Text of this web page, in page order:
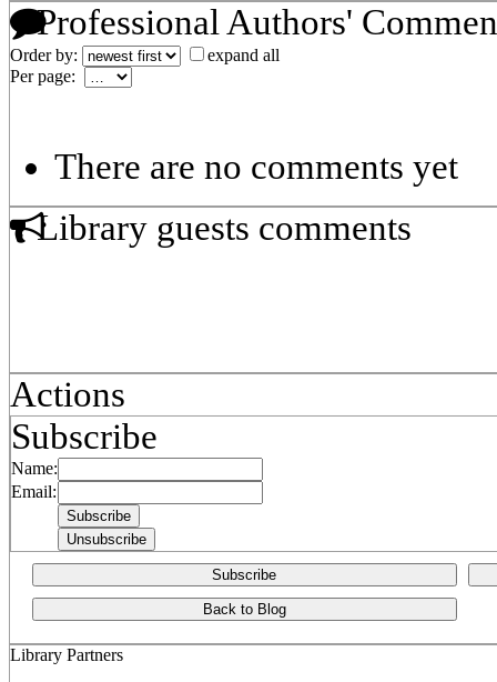
Professional Authors'
Order by:
expand all
Per page:
There are no comments yet
Library guests comments
Actions
Subscribe
Name:
Email:
Subscribe
Back to Blog
Library Partners